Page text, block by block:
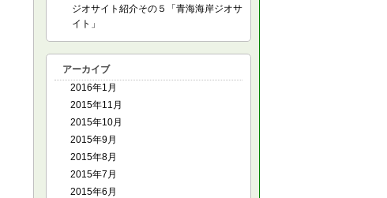
ジオサイト紹介その５「青海海岸ジオサ
イト」
アーカイブ
2016年1月
2015年11月
2015年10月
2015年9月
2015年8月
2015年7月
2015年6月